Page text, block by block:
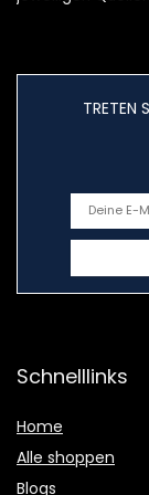
TRETEN
Schnelllinks
Home
Alle shoppen
Blogs